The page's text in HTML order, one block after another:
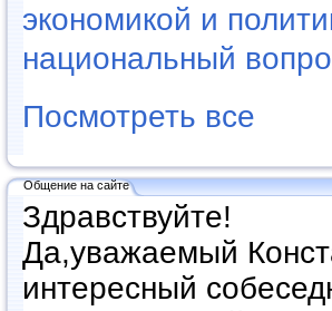
экономикой и
национальный
Посмотреть все
Общение на сайте
Здравствуйте!
Да,уважаемый
интересный